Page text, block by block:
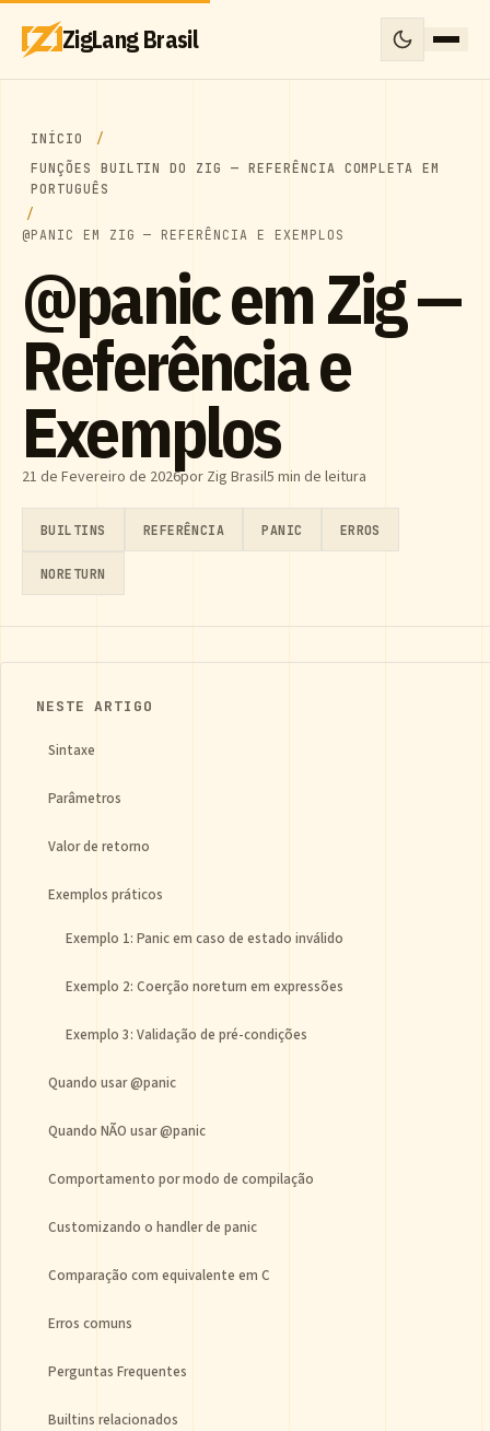
ZigLang Brasil
INÍCIO
FUNÇÕES BUILTIN DO ZIG — REFERÊNCIA COMPLETA EM
PORTUGUÊS
@PANIC EM ZIG — REFERÊNCIA E EXEMPLOS
@panic em Zig —
Referência e
Exemplos
21 de Fevereiro de 2026por Zig Brasil5 min de leitura
BUILTINS REFERÊNCIA PANIC ERROS
NORETURN
NESTE ARTIGO
Sintaxe
Parâmetros
Valor de retorno
Exemplos práticos
Exemplo 1: Panic em caso de estado inválido
Exemplo 2: Coerção noreturn em expressões
Exemplo 3: Validação de pré-condições
Quando usar @panic
Quando NÃO usar @panic
Comportamento por modo de compilação
Customizando o handler de panic
Comparação com equivalente em C
Erros comuns
Perguntas Frequentes
Builtins relacionados